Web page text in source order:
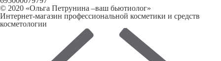
© 2020 «Ольга Петрунина –ваш бьютиолог»
Интернет-магазин профессиональной косметики и средств
косметологии